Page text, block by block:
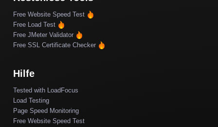
Free Website Speed Test
Free Load Test
Free JMeter Validator
Free SSL Certificate Checker
Hilfe
Tested with LoadFocus
Load Testing
Page Speed Monitoring
Free Website Speed Test